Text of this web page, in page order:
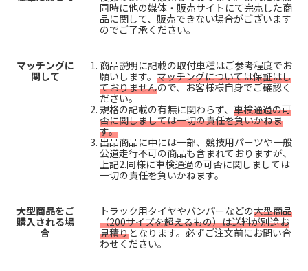
同時に他の媒体・販売サイトにて完売した商
品に関して、販売できない場合がございます
のでご了承ください。
マッチングに
関して
商品説明に記載の取付車種はご参考程度でお
願いします。 マッチングについては保証はし
ておりませんので、お客様様自身でご確認く
ださい。
規格の記載の有無に関わらず、 車検通過の可
否に関しましては一切の責任を負いかねま
す。
出品商品に中には一部、競技用パーツや一般
公道走行不可の商品も含まれておりますが、
上記2.同様に車検通過の可否に関しましては
一切の責任を負いかねます。
大型商品をご
購入される場
合
トラック用タイヤやバンパーなどの大型商品
（200サイズを超えるもの）は送料が別途お
見積りとなります。必ずご注文前にお問い合
わせください。